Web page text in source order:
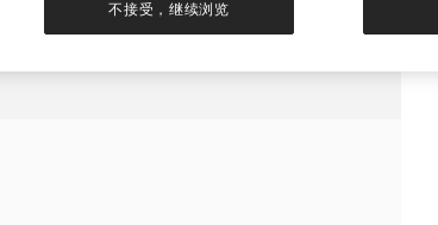
不接受，继续浏览